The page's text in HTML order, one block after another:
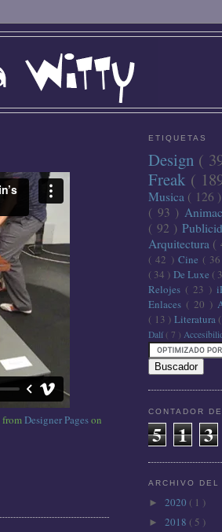
fromDesigner Pageson
ETIQUETAS
Design (
Freak (
Musica ( 126 )
( 93 )
( 92 )
Arquitectura (
( 42 ) Cine (
( 34 ) De Luxe (
Relojes ( 23 )
Enlaces ( 20 )
( 13 ) Literatura
Dalí ( 7 )
CONTADOR
5 1 3
ARCHIVO DEL
► 2020 ( 1 )
► 2018 ( 5 )